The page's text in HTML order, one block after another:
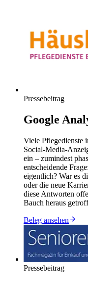
Pressebeitrag
Google
Viele Pflegedienste
Social-Media-
ein – zumindest
entscheidende
eigentlich? War es
oder die neue
diese Antworten
Bauch heraus
Beleg ansehen
Pressebeitrag